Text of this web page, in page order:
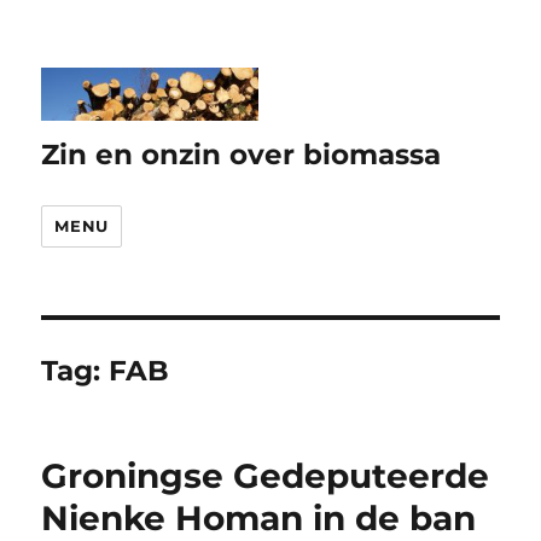
Zin en onzin over biomassa
MENU
Tag: FAB
Groningse Gedeputeerde
Nienke Homan in de ban